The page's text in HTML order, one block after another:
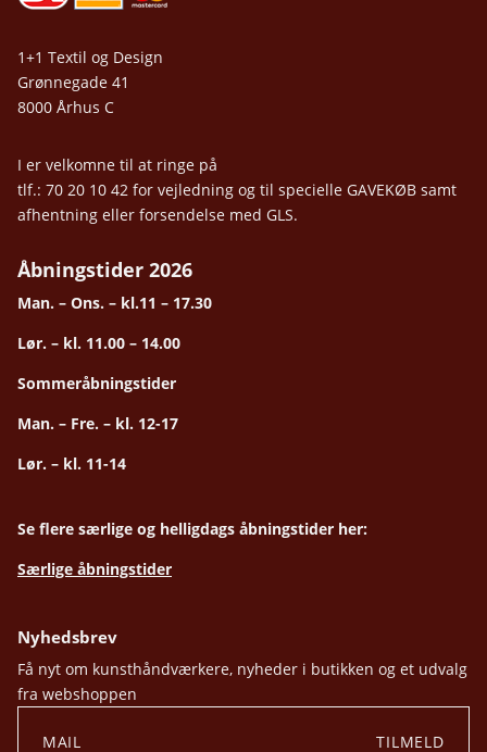
1+1 Textil og Design
Grønnegade 41
8000 Århus C
I er velkomne til at ringe på
tlf.: 70 20 10 42 for vejledning og til specielle GAVEKØB samt
afhentning eller forsendelse med GLS.
Åbningstider 2026
Man. – Ons. – kl.11 – 17.30
Lør. – kl. 11.00 – 14.00
Sommeråbningstider
Man. – Fre. – kl. 12-17
Lør. – kl. 11-14
Se flere særlige og helligdags åbningstider her:
Særlige åbningstider
Nyhedsbrev
Få nyt om kunsthåndværkere, nyheder i butikken og et udvalg
fra webshoppen
TILMELD